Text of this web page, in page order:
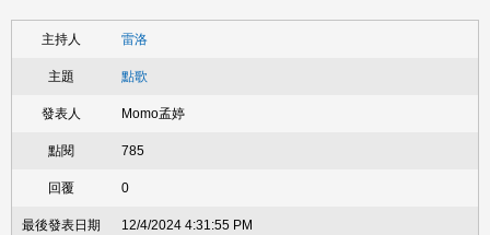
雷洛
點歌
Momo孟婷
785
0
12/4/2024 4:31:55 PM